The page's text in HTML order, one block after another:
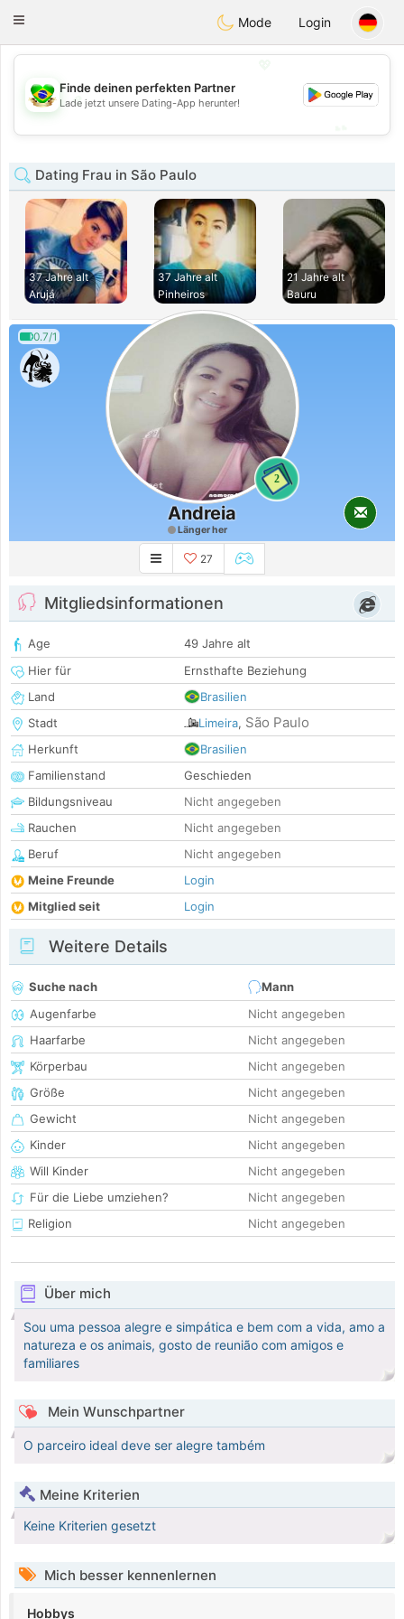
Conversar
Toggle
Mode Login
💖
💕
Finde deinen perfekten Partner
Lade jetzt unsere Dating-App herunter!
Dating Frau in São Paulo
37 Jahre alt
Arujá
37 Jahre alt
Pinheiros
21 Jahre alt
Bauru
0.7/1
2
Andreia
Länger her
27
Mitgliedsinformationen
Age
49 Jahre alt
Hier für
Ernsthafte Beziehung
Land
Brasilien
Stadt
Limeira, São Paulo
Herkunft
Brasilien
Familienstand
Geschieden
Bildungsniveau
Nicht angegeben
Rauchen
Nicht angegeben
Beruf
Nicht angegeben
Meine Freunde
Login
Mitglied seit
Login
Weitere Details
Suche nach
Mann
Augenfarbe
Nicht angegeben
Haarfarbe
Nicht angegeben
Körperbau
Nicht angegeben
Größe
Nicht angegeben
Gewicht
Nicht angegeben
Kinder
Nicht angegeben
Will Kinder
Nicht angegeben
Für die Liebe umziehen?
Nicht angegeben
Religion
Nicht angegeben
Über mich
Sou uma pessoa alegre e simpática e bem com a vida, amo a
natureza e os animais, gosto de reunião com amigos e
familiares
Mein Wunschpartner
O parceiro ideal deve ser alegre também
Meine Kriterien
Keine Kriterien gesetzt
Mich besser kennenlernen
Hobbys